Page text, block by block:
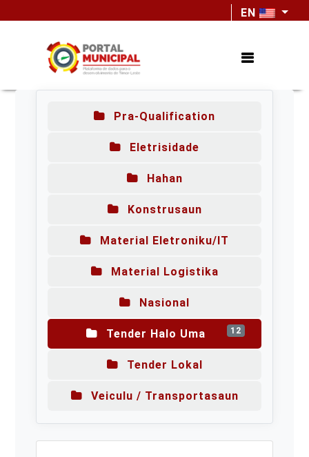
EN
Pra-Qualification
Eletrisidade
Hahan
Konstrusaun
Material Eletroniku/IT
Material Logistika
Nasional
Tender Halo Uma 12
Tender Lokal
Veiculu / Transportasaun